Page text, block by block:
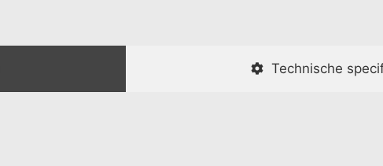
Technische